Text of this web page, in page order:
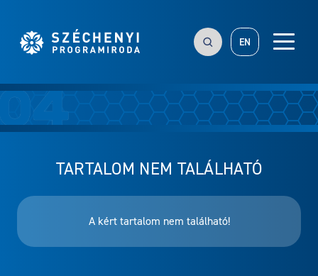
EN
TARTALOM NEM TALÁLHATÓ
A kért tartalom nem található!